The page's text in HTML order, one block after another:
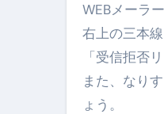
WEBメーラ
右上の三本
「受信拒否
また、なり
ょう。